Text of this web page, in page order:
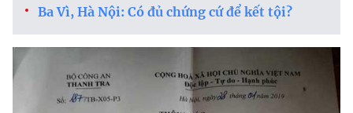
Ba Vì, Hà Nội: Có đủ chứng cứ để kết tội?